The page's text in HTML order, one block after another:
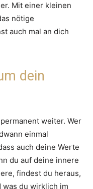
Mit einer kleinen
nötige
auch mal an dich
dein
permanent weiter. Wer
einmal
auch deine Werte
du auf deine innere
findest du heraus,
du wirklich im